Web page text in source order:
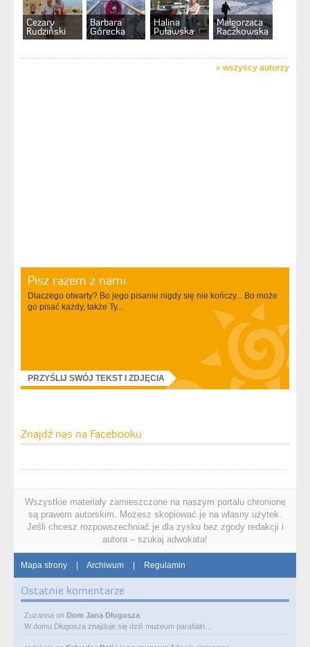
Cezary
Rudziński
Barbara
Górecka
Halina
Puławska
Małgorzata
Raczkowska
» wszyscy autorzy
Pisz razem z nami
Dlaczego otwarty? Bo jego pisanie nigdy się nie kończy... Bo może
go pisać każdy, także Ty...
PRZYŚLIJ SWÓJ TEKST I ZDJĘCIA
Znajdź nas na Facebooku
Wszystkie materiały zamieszczone na naszym portalu chronione
są prawem autorskim. Możesz skopiować je na własny użytek.
Jeśli chcesz rozpowszechniać je dla zysku bez zgody redakcji i
autora – szukaj adwokata!
Mapa strony | Archiwum | Regulamin
Ostatnie komentarze
Zuzanna on Dom Jana Długosza
W domu Długosza znajduje się dziś muzeum parafialn…